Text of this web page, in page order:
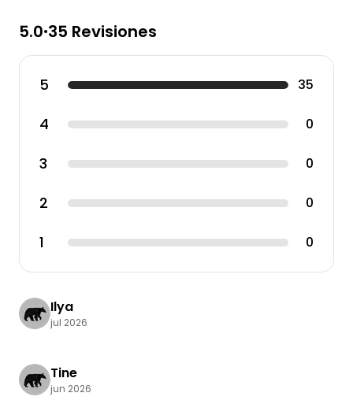
5.0•35 Revisiones
5 35
4 0
3 0
2 0
1 0
Ilya
jul 2026
Tine
jun 2026